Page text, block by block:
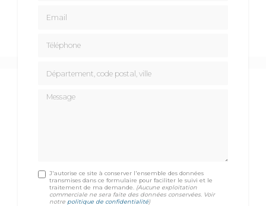
Message
J'autorise ce site à conserver l'ensemble des données
transmises dans ce formulaire pour faciliter le suivi et le
traitement de ma demande. (Aucune exploitation
commerciale ne sera faite des données conservées. Voir
notre politique de confidentialité)